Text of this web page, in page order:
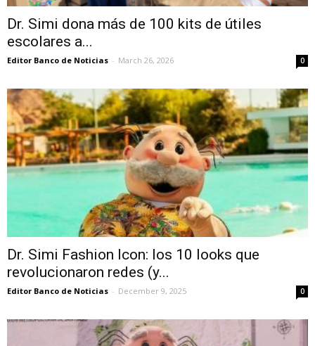
Dr. Simi dona más de 100 kits de útiles
escolares a...
Editor Banco de Noticias - March 26, 2026 0
Dr. Simi Fashion Icon: los 10 looks que
revolucionaron redes (y...
Editor Banco de Noticias - December 9, 2025 0